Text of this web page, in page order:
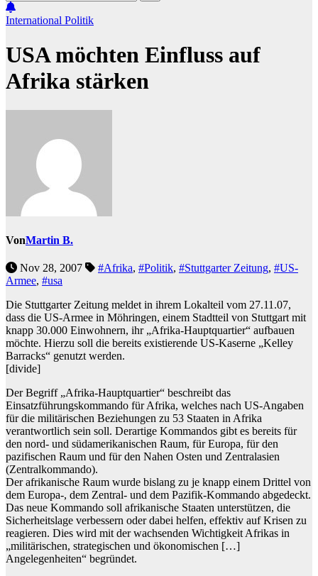
International Politik
USA möchten Einfluss auf
Afrika stärken
VonMartin B.
Nov 28, 2007 #Afrika, #Politik, #Stuttgarter Zeitung, #US-
Armee, #usa
Die Stuttgarter Zeitung meldet in ihrem Lokalteil vom 27.11.07,
dass die US-Armee in Möhringen, einem Stadtteil von Stuttgart mit
knapp 30.000 Einwohnern, ihr „Afrika-Hauptquartier“ aufbauen
möchte. Hierzu soll die bereits existierende US-Kaserne „Kelley
Barracks“ genutzt werden.
[divide]
Der Begriff „Afrika-Hauptquartier“ beschreibt das
Einsatzführungskommando für Afrika, welches nach US-Angaben
für die militärischen Beziehungen zu 53 Staaten in Afrika
verantwortlich sein soll. Derartige Kommandos gibt es bereits für
den nord- und südamerikanischen Raum, für Europa, für den
pazifischen Raum und für den Nahen Osten und Zentralasien
(Zentralkommando).
Der afrikanische Raum wurde bislang zu je knapp einem Drittel von
dem Europa-, dem Zentral- und dem Pazifik-Kommando abgedeckt.
Das neue Kommando soll afrikanische Staaten unterstützen, die
Sicherheitslage verbessern oder dabei helfen, effektiv auf Krisen zu
reagieren. Dies wird mit der wachsenden Wichtigkeit Afrikas in
„militärischen, strategischen und ökonomischen […]
Angelegenheiten“ begründet.